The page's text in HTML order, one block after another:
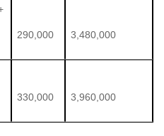
290,000 3,480,000
330,000 3,960,000